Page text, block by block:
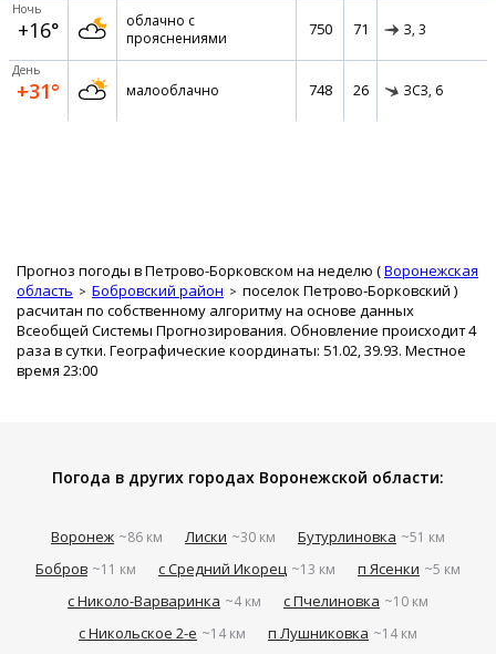
Ночь
+16°
облачно с
прояснениями
750 71 З, 3
День
+31° малооблачно 748 26 ЗСЗ, 6
Прогноз погоды в Петрово-Борковском на неделю (Воронежская
область
Бобровский район поселок Петрово-Борковский )
расчитан по собственному алгоритму на основе данных
Всеобщей Системы Прогнозирования. Обновление происходит 4
раза в сутки. Географические координаты: 51.02, 39.93. Местное
время 23:00
Погода в других городах Воронежской области:
Воронеж ~86 км Лиски ~30 км Бутурлиновка ~51 км
Бобров ~11 км с Средний Икорец ~13 км п Ясенки ~5 км
с Николо-Варваринка ~4 км с Пчелиновка ~10 км
с Никольское 2-е ~14 км п Лушниковка ~14 км